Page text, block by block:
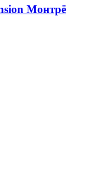
Монтрё